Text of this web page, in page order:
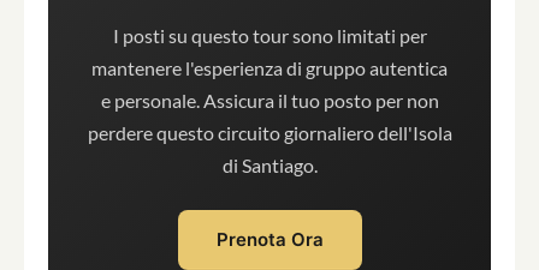
I posti su questo tour sono limitati per
mantenere l'esperienza di gruppo autentica
e personale. Assicura il tuo posto per non
perdere questo circuito giornaliero dell'Isola
di Santiago.
Prenota Ora